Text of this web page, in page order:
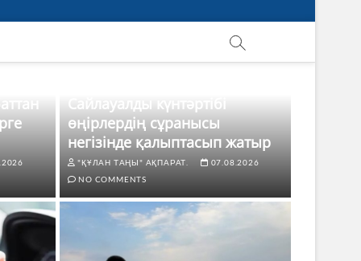
Сайлауалды күнтәртібі
өңірлердің сұранысы
негізінде қалыптасып жатыр
"ҚҰЛАН ТАҢЫ" АҚПАРАТ.
07.08.2026
NO COMMENTS